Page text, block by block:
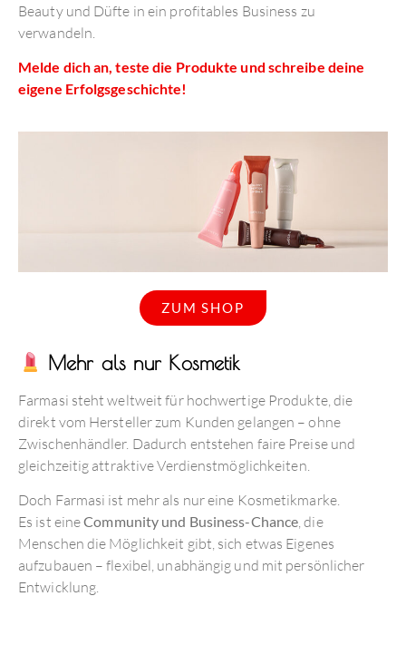
Beauty und Düfte in ein profitables Business zu
verwandeln.
Melde dich an, teste die Produkte und schreibe deine
eigene Erfolgsgeschichte!
ZUM SHOP
Mehr als nur Kosmetik
Farmasi steht weltweit für hochwertige Produkte, die
direkt vom Hersteller zum Kunden gelangen – ohne
Zwischenhändler. Dadurch entstehen faire Preise und
gleichzeitig attraktive Verdienstmöglichkeiten.
Doch Farmasi ist mehr als nur eine Kosmetikmarke.
Es ist eineCommunity und Business-Chance, die
Menschen die Möglichkeit gibt, sich etwas Eigenes
aufzubauen – flexibel, unabhängig und mit persönlicher
Entwicklung.